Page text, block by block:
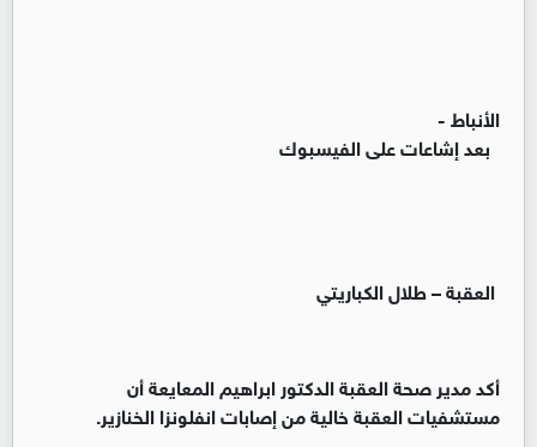
الأنباط -
بعد إشاعات على الفيسبوك
العقبة – طلال الكباريتي
أكد مدير صحة العقبة الدكتور ابراهيم المعايعة أن
مستشفيات العقبة خالية من إصابات انفلونزا الخنازير.